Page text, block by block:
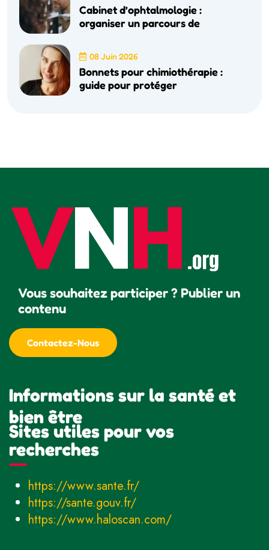
Cabinet d’ophtalmologie :
organiser un parcours de
08 Juin 2026
Bonnets pour chimiothérapie :
guide pour protéger
Vous souhaitez participer ? Publier un
contenu
Contactez-Nous
Informations sur la santé et
bien être
Sites utiles pour vos
recherches
https://www.sante.fr/
https://sante.gouv.fr/
https://www.haloscan.com/